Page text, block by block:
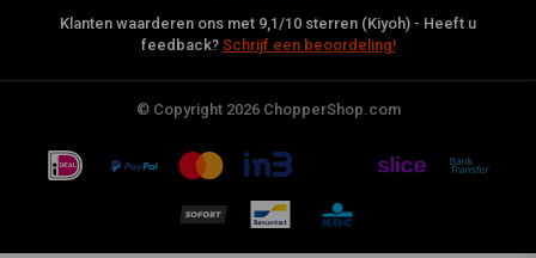
Klanten waarderen ons met 9,1/10 sterren (Kiyoh) - Heeft u
feedback? Schrijf een beoordeling!
© Copyright 2026 ChopperShop.com